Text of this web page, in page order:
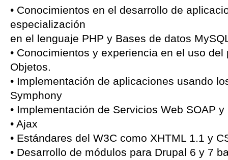
• Conocimientos en el desarrollo de
especialización
en el lenguaje PHP y Bases de datos
• Conocimientos y experiencia en el uso
Objetos.
• Implementación de aplicaciones usando
Symphony
• Implementación de Servicios Web SOAP y
• Ajax
• Estándares del W3C como XHTML 1.1 y
• Desarrollo de módulos para Drupal 6 y 7